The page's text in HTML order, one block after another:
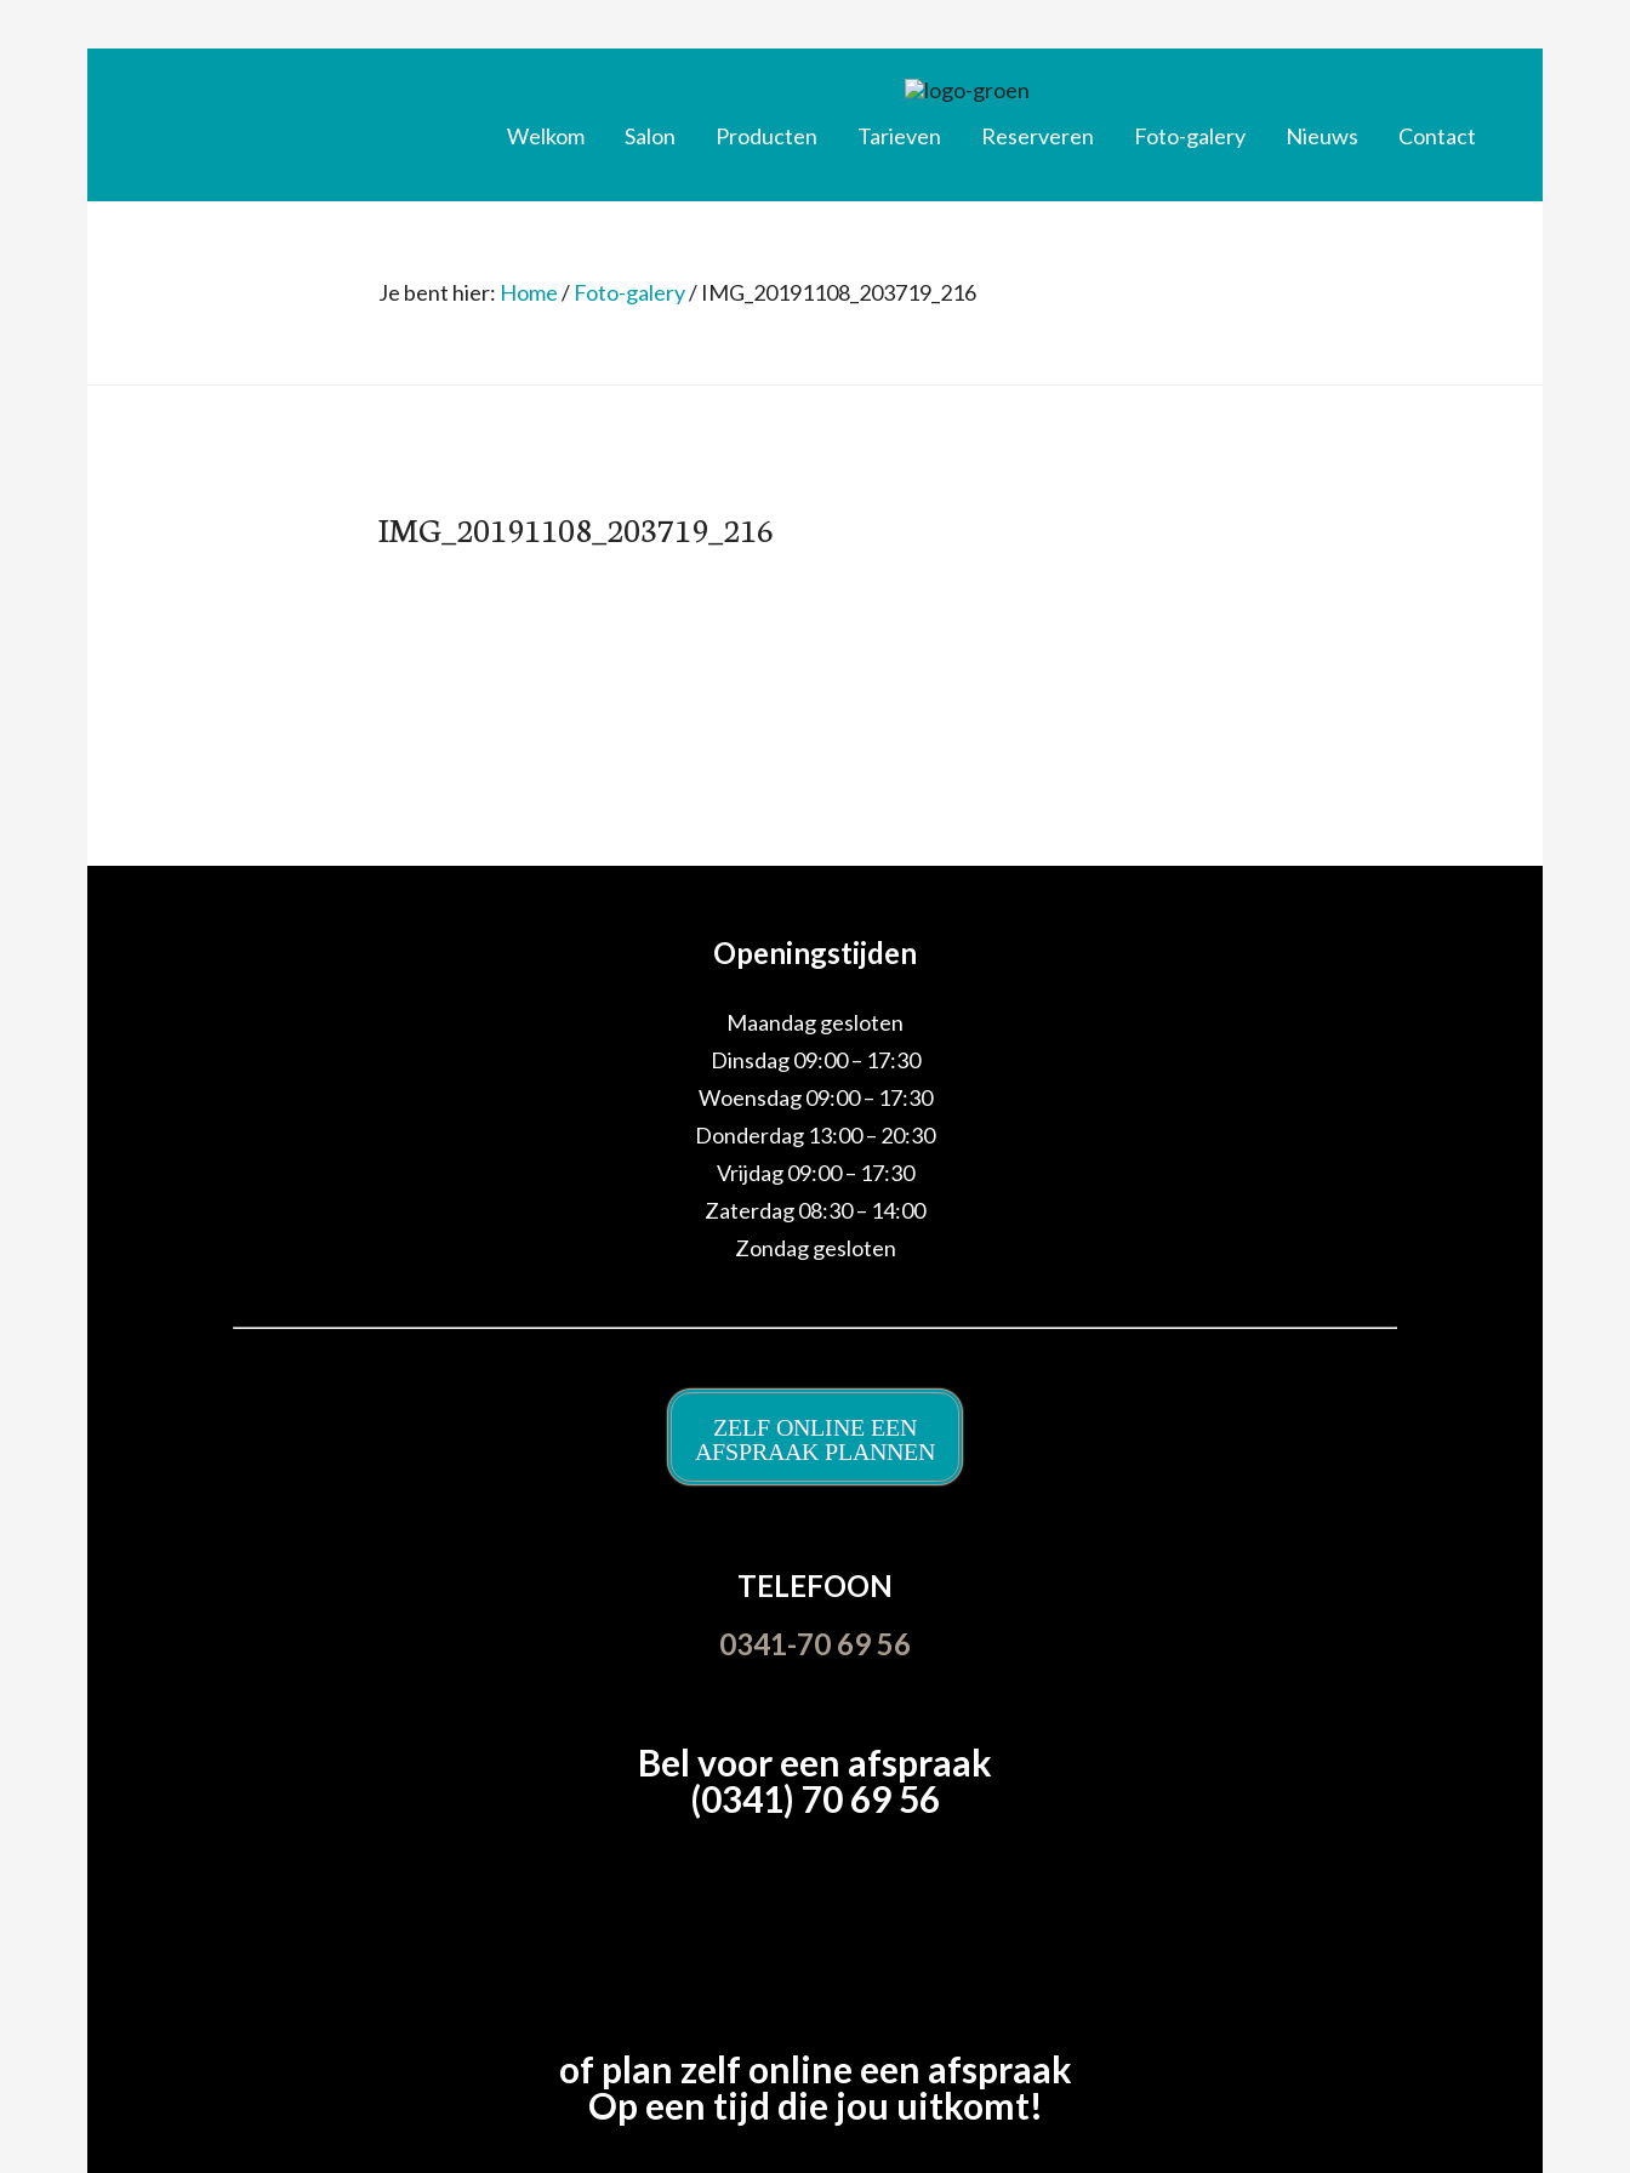
Welkom Salon Producten Tarieven Reserveren Foto-galery Nieuws Contact
Je bent hier: Home/ Foto-galery/ IMG_20191108_203719_216
IMG_20191108_203719_216
Openingstijden
Maandag gesloten
Dinsdag 09:00 – 17:30
Woensdag 09:00 – 17:30
Donderdag 13:00 – 20:30
Vrijdag 09:00 – 17:30
Zaterdag 08:30 – 14:00
Zondag gesloten
ZELF ONLINE EEN
AFSPRAAK PLANNEN
TELEFOON
0341-70 69 56
Bel voor een afspraak
(0341) 70 69 56
of plan zelf online een afspraak
Op een tijd die jou uitkomt!